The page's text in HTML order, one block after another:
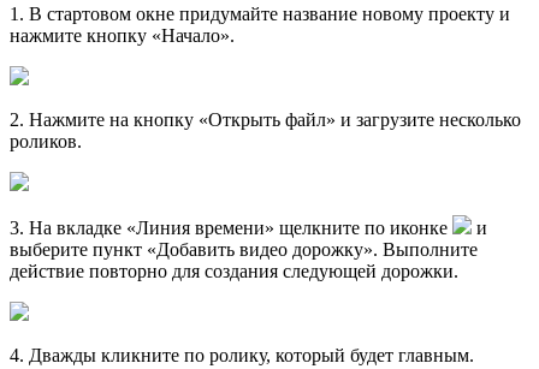
1 . В стартовом окне придумайте название новому проекту и
нажмите кнопку «Начало».
2. Нажмите на кнопку «Открыть файл» и загрузите несколько
роликов.
3. На вкладке «Линия времени» щелкните по иконке
и
выберите пункт «Добавить видео дорожку». Выполните
действие повторно для создания следующей дорожки.
4. Дважды кликните по ролику, который будет главным.